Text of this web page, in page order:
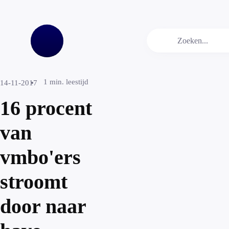
14-11-2017 1 min. leestijd
16 procent
van
vmbo'ers
stroomt
door naar